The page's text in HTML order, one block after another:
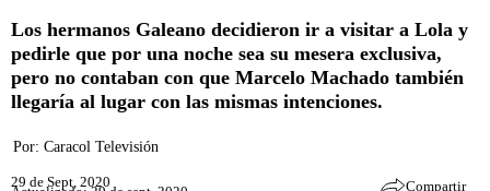
Los hermanos Galeano decidieron ir a visitar a Lola y
pedirle que por una noche sea su mesera exclusiva,
pero no contaban con que Marcelo Machado también
llegaría al lugar con las mismas intenciones.
Por: Caracol Televisión
29 de Sept, 2020 Compartir